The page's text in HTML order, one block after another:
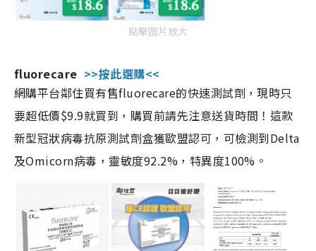
點擊圖片放大
fluorecare >>按此選購<<
網購平台鄰住買有售fluorecare的快速測試劑，現時只
要超低價$9.9就買到，購買前請先注意送貨時間！這款
新型冠狀病毒抗原測試劑盒獲歐盟認可，可檢測到Delta
及Omicorn病毒，靈敏度92.2%，特異度100%。